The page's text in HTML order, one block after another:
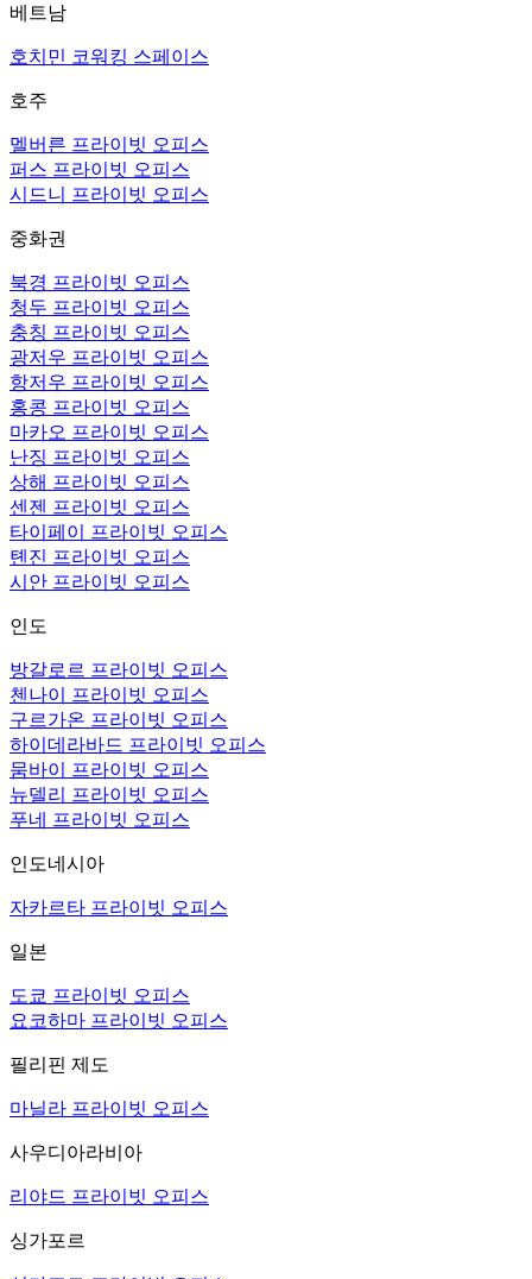
베트남
호치민 코워킹 스페이스
호주
멜버른 프라이빗 오피스
퍼스 프라이빗 오피스
시드니 프라이빗 오피스
중화권
북경 프라이빗 오피스
청두 프라이빗 오피스
충칭 프라이빗 오피스
광저우 프라이빗 오피스
항저우 프라이빗 오피스
홍콩 프라이빗 오피스
마카오 프라이빗 오피스
난징 프라이빗 오피스
상해 프라이빗 오피스
센젠 프라이빗 오피스
타이페이 프라이빗 오피스
톈진 프라이빗 오피스
시안 프라이빗 오피스
인도
방갈로르 프라이빗 오피스
첸나이 프라이빗 오피스
구르가온 프라이빗 오피스
하이데라바드 프라이빗 오피스
뭄바이 프라이빗 오피스
뉴델리 프라이빗 오피스
푸네 프라이빗 오피스
인도네시아
자카르타 프라이빗 오피스
일본
도쿄 프라이빗 오피스
요코하마 프라이빗 오피스
필리핀 제도
마닐라 프라이빗 오피스
사우디아라비아
리야드 프라이빗 오피스
싱가포르